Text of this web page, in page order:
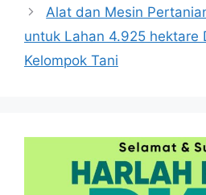
Alat dan Mesin
untuk Lahan 4.925 hektare
Kelompok Tani